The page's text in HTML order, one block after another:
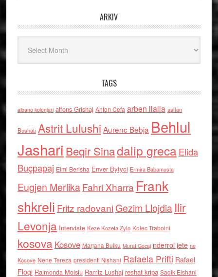
ARKIV
TAGS
albano kolonjari alfons Grishaj Anton Cefa arben llalla asllan
Bushati Astrit Lulushi Aurenc Bebja Behlul
Jashari Beqir Sinadalip grecaElida
Buçpapaj Elmi Berisha Enver Bytyci Ermira Babamusta
Eugjen MerlikaFahri Xharra Frank
shkreli Fritz radovaniGezim Llojdia Ilir
Levonja Interviste Keze Kozeta Zylo Kolec Traboini
kosova Kosove Marjana Bulku Murat Gecaj nderroi jete ne
Kosove Nene Tereza presidenti Nishani Rafaela Prifti Rafael
Floqi Raimonda Moisiu Ramiz Lushaj reshat kripa Sadik Elshani